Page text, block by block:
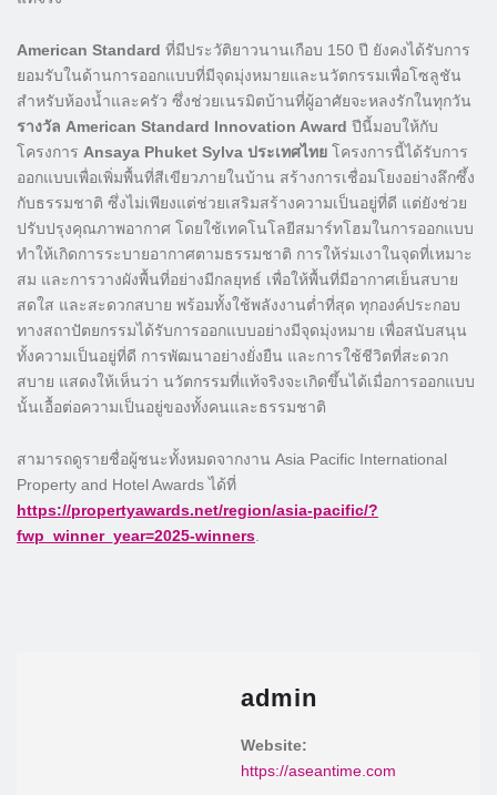
American Standard ที่มีประวัติยาวนานเกือบ 150 ปี ยังคงได้รับการ
ยอมรับในด้านการออกแบบที่มีจุดมุ่งหมายและนวัตกรรมเพื่อโซลูชัน
สำหรับห้องน้ำและครัว ซึ่งช่วยเนรมิตบ้านที่ผู้อาศัยจะหลงรักในทุกวัน
รางวัล American Standard Innovation Award ปีนี้มอบให้กับ
โครงการ Ansaya Phuket Sylva ประเทศไทย โครงการนี้ได้รับการ
ออกแบบเพื่อเพิ่มพื้นที่สีเขียวภายในบ้าน สร้างการเชื่อมโยงอย่างลึกซึ้ง
กับธรรมชาติ ซึ่งไม่เพียงแต่ช่วยเสริมสร้างความเป็นอยู่ที่ดี แต่ยังช่วย
ปรับปรุงคุณภาพอากาศ โดยใช้เทคโนโลยีสมาร์ทโฮมในการออกแบบ
ทำให้เกิดการระบายอากาศตามธรรมชาติ การให้ร่มเงาในจุดที่เหมาะ
สม และการวางผังพื้นที่อย่างมีกลยุทธ์ เพื่อให้พื้นที่มีอากาศเย็นสบาย
สดใส และสะดวกสบาย พร้อมทั้งใช้พลังงานต่ำที่สุด ทุกองค์ประกอบ
ทางสถาปัตยกรรมได้รับการออกแบบอย่างมีจุดมุ่งหมาย เพื่อสนับสนุน
ทั้งความเป็นอยู่ที่ดี การพัฒนาอย่างยั่งยืน และการใช้ชีวิตที่สะดวก
สบาย แสดงให้เห็นว่า นวัตกรรมที่แท้จริงจะเกิดขึ้นได้เมื่อการออกแบบ
นั้นเอื้อต่อความเป็นอยู่ของทั้งคนและธรรมชาติ
สามารถดูรายชื่อผู้ชนะทั้งหมดจากงาน Asia Pacific International
Property and Hotel Awards ได้ที่
https://propertyawards.net/region/asia-pacific/?
fwp_winner_year=2025-winners.
admin
Website:
https://aseantime.com